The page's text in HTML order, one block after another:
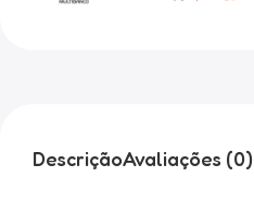
DescriçãoAvaliações (0)